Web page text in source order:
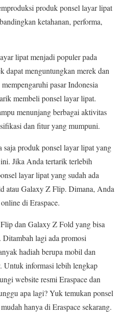
produk ponsel layar lipat
ketahanan, performa,
lipat menjadi populer pada
dapat menguntungkan merek dan
pasar Indonesia
membeli ponsel layar lipat.
menunjang berbagai aktivitas
dan fitur yang mumpuni.
saja produk ponsel layar lipat yang
Jika Anda tertarik terlebih
layar lipat yang sudah ada
atau Galaxy Z Flip. Dimana, Anda
di Eraspace.
dan Galaxy Z Fold yang bisa
lagi ada promosi
hadiah berupa mobil dan
Untuk informasi lebih lengkap
website resmi Eraspace dan
apa lagi? Yuk temukan ponsel
hanya di Eraspace sekarang.